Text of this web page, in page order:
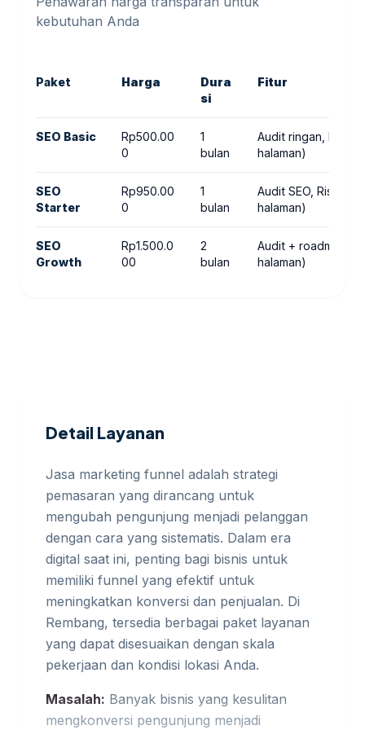
kebutuhan Anda
Paket Harga
Dura
si
Fitur
SEO Basic
Rp500.00
0
1
bulan
Audit ringan, Riset
halaman)
SEO
Starter
Rp950.00
0
1
bulan
Audit SEO, Riset
halaman)
SEO
Growth
Rp1.500.0
00
2
bulan
Audit + roadmap,
halaman)
Detail Layanan
Jasa marketing funnel adalah strategi
pemasaran yang dirancang untuk
mengubah pengunjung menjadi pelanggan
dengan cara yang sistematis. Dalam era
digital saat ini, penting bagi bisnis untuk
memiliki funnel yang efektif untuk
meningkatkan konversi dan penjualan. Di
Rembang, tersedia berbagai paket layanan
yang dapat disesuaikan dengan skala
pekerjaan dan kondisi lokasi Anda.
Masalah: Banyak bisnis yang kesulitan
mengkonversi pengunjung menjadi